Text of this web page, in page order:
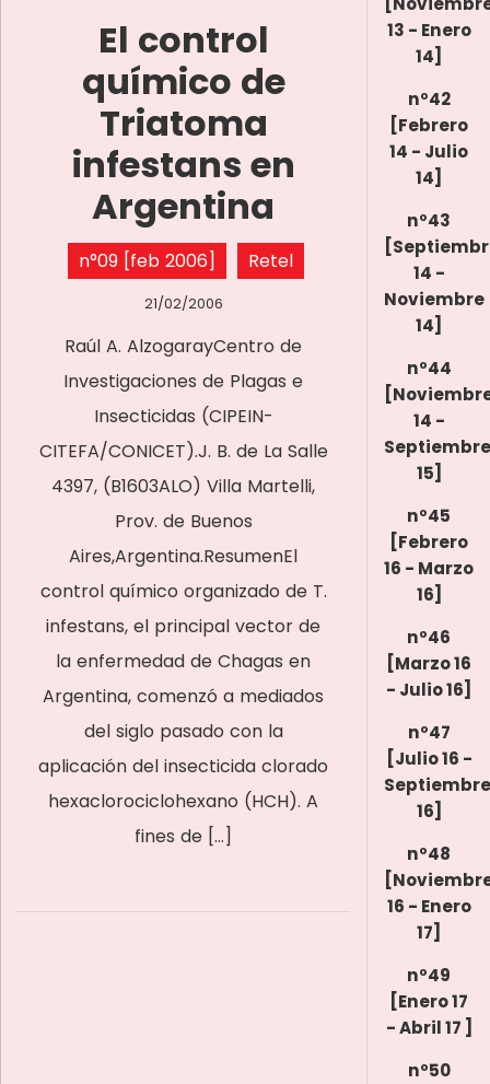
El control
químico de
Triatoma
infestans en
Argentina
n°09 [feb 2006] Retel
21/02/2006
Raúl A. AlzogarayCentro de
Investigaciones de Plagas e
Insecticidas (CIPEIN-
CITEFA/CONICET).J. B. de La Salle
4397, (B1603ALO) Villa Martelli,
Prov. de Buenos
Aires,Argentina.ResumenEl
control químico organizado de T.
infestans, el principal vector de
la enfermedad de Chagas en
Argentina, comenzó a mediados
del siglo pasado con la
aplicación del insecticida clorado
hexaclorociclohexano (HCH). A
fines de […]
13 - Enero
14]
nº42
[Febrero
14 - Julio
14]
nº43
14 -
Noviembre
14]
nº44
14 -
Septiembre
15]
nº45
[Febrero
16 - Marzo
16]
nº46
[Marzo 16
- Julio 16]
nº47
[Julio 16 -
Septiembre
16]
nº48
16 - Enero
17]
nº49
[Enero 17
- Abril 17 ]
nº50